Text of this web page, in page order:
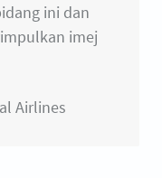
ini dan
imej
Airlines